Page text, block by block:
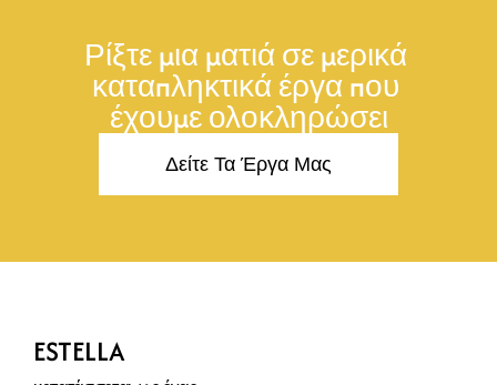
Ρίξτε μια ματιά σε μερικά
καταπληκτικά έργα που
έχουμε ολοκληρώσει
Δείτε Τα Έργα Μας
ESTELLA